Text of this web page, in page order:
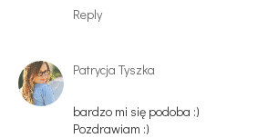
Reply
Patrycja Tyszka
bardzo mi się podoba :)
Pozdrawiam :)